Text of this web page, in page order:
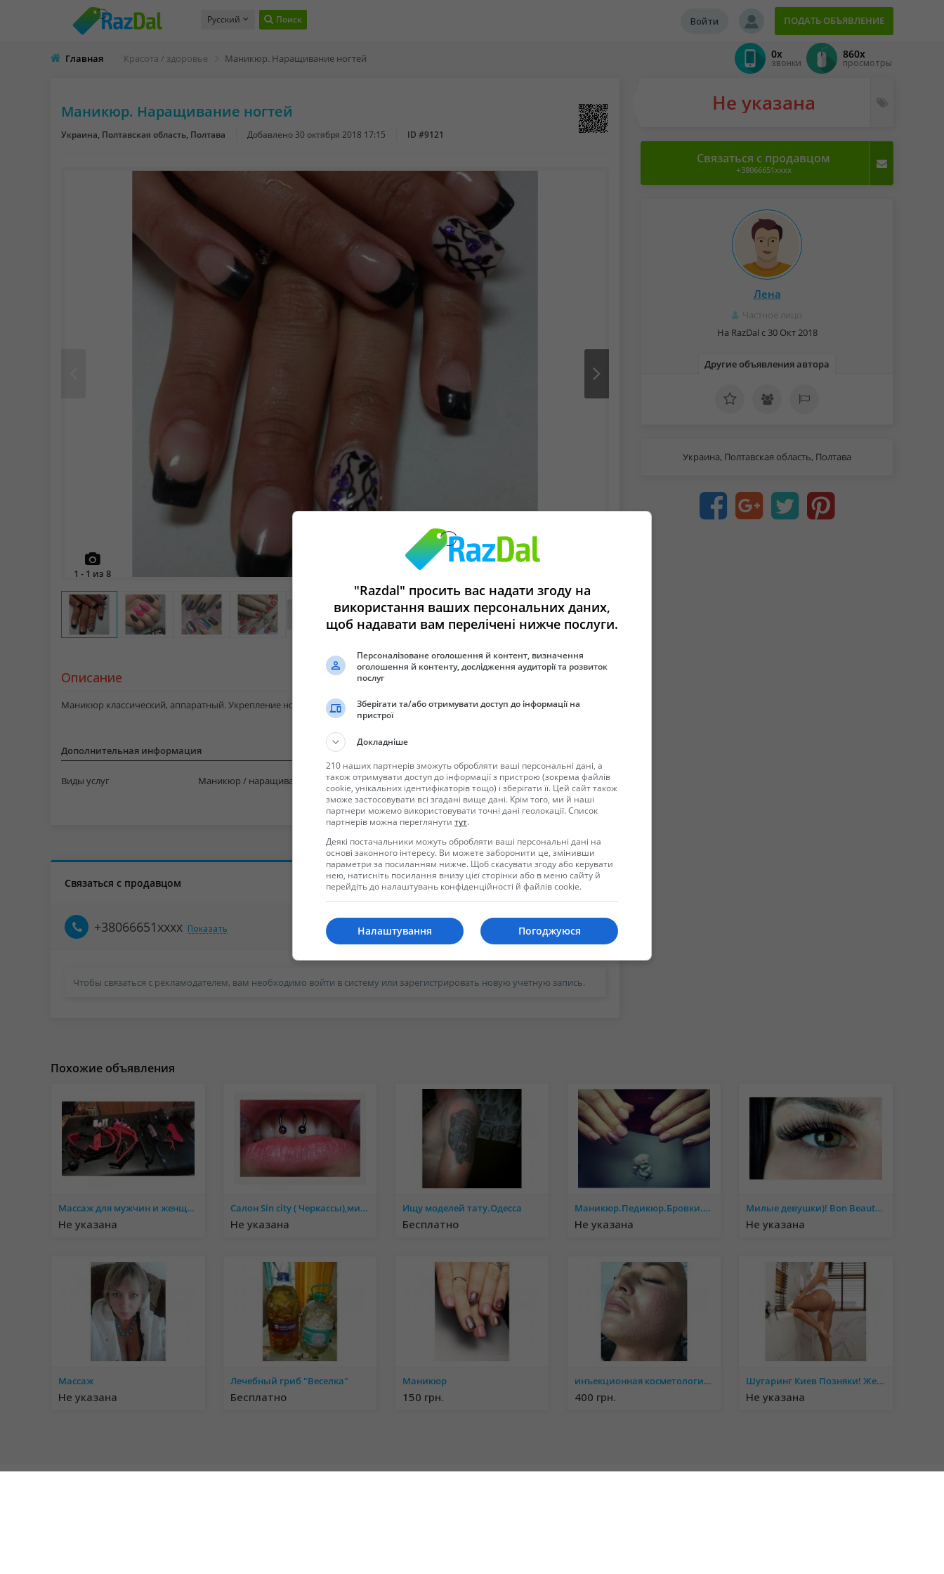
Русский Поиск ПОДАТЬ ОБЪЯВЛЕНИЕ
Войти
Главная Красота / здоровье Маникюр. Наращивание ногтей 0x
звонки
860x
просмотры
Маникюр. Наращивание ногтей
Украина, Полтавская область, Полтава Добавлено 30 октября 2018 17:15 ID #9121
1 - 1 из 8
Описание
Маникюр классический, аппаратный. Укрепление ногтей. Покрытие гель-лак, дизайн. Запись по тел 0666513098 Лена
Дополнительная информация
Виды услуг Маникюр / наращивание ногтей
Связаться с продавцом
+38066651xxxx Показать
Чтобы связаться с рекламодателем, вам необходимо войти в систему или зарегистрировать новую учетную запись.
Не указана
Связаться с продавцом
+38066651xxxx
Лена
Частное лицо
На RazDal c 30 Окт 2018
Другие объявления автора
Украина, Полтавская область, Полтава
Похожие объявления
Массаж для мужчин и женщин, все виды массажа Кривой Рог
Не указана
Салон Sin city ( Черкассы),микродермалы, пирсинг, сшивание тоннелей, сплит
Не указана
Ищу моделей тату.Одесса
Бесплатно
Маникюр.Педикюр.Бровки.м Теремки
Не указана
Милые девушки)! Bon Beauty Room приглашает Вас к себе в гости: маникюр, педикюр, оформление б
Не указана
Массаж
Не указана
Лечебный гриб "Веселка"
Бесплатно
Маникюр
150 грн.
инъекционная косметология, уходовые процедуры
400 грн.
Шугаринг Киев Позняки! Женская! Мужская!Депиляция сахарной пастой!
Не указана
"Razdal" просить вас надати згоду на
використання ваших персональних даних,
щоб надавати вам перелічені нижче послуги.
Персоналізоване оголошення й контент, визначення
оголошення й контенту, дослідження аудиторії та розвиток
послуг
Зберігати та/або отримувати доступ до інформації на
пристрої
Докладніше
210 наших партнерів зможуть обробляти ваші персональні дані, а
також отримувати доступ до інформації з пристрою (зокрема файлів
cookie, унікальних ідентифікаторів тощо) і зберігати її. Цей сайт також
зможе застосовувати всі згадані вище дані. Крім того, ми й наші
партнери можемо використовувати точні дані геолокації. Список
партнерів можна переглянути тут.
Деякі постачальники можуть обробляти ваші персональні дані на
основі законного інтересу. Ви можете заборонити це, змінивши
параметри за посиланням нижче. Щоб скасувати згоду або керувати
нею, натисніть посилання внизу цієї сторінки або в меню сайту й
перейдіть до налаштувань конфіденційності й файлів cookie.
Погоджуюся
Налаштування